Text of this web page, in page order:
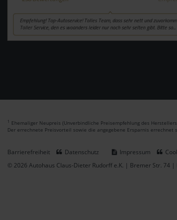
1 Ehemaliger Neupreis (Unverbindliche Preisempfehlung des
Der errechnete Preisvorteil sowie die angegebene Ersparnis
Barrierefreiheit Datenschutz Impressum
© 2026 Autohaus Claus-Dieter Rudorff e.K. | Bremer Str. 74